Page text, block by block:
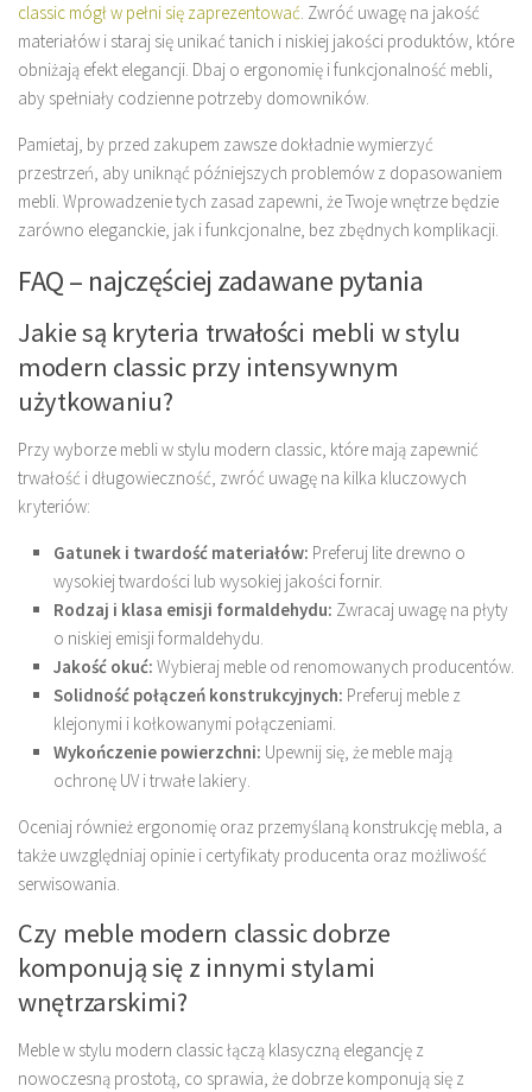
classic mógł w pełni się zaprezentować. Zwróć uwagę na jakość
materiałów i staraj się unikać tanich i niskiej jakości produktów, które
obniżają efekt elegancji. Dbaj o ergonomię i funkcjonalność mebli,
aby spełniały codzienne potrzeby domowników.
Pamietaj, by przed zakupem zawsze dokładnie wymierzyć
przestrzeń, aby uniknąć późniejszych problemów z dopasowaniem
mebli. Wprowadzenie tych zasad zapewni, że Twoje wnętrze będzie
zarówno eleganckie, jak i funkcjonalne, bez zbędnych komplikacji.
FAQ – najczęściej zadawane pytania
Jakie są kryteria trwałości mebli w stylu
modern classic przy intensywnym
użytkowaniu?
Przy wyborze mebli w stylu modern classic, które mają zapewnić
trwałość i długowieczność, zwróć uwagę na kilka kluczowych
kryteriów:
Gatunek i twardość materiałów: Preferuj lite drewno o
wysokiej twardości lub wysokiej jakości fornir.
Rodzaj i klasa emisji formaldehydu: Zwracaj uwagę na płyty
o niskiej emisji formaldehydu.
Jakość okuć: Wybieraj meble od renomowanych producentów.
Solidność połączeń konstrukcyjnych: Preferuj meble z
klejonymi i kołkowanymi połączeniami.
Wykończenie powierzchni: Upewnij się, że meble mają
ochronę UV i trwałe lakiery.
Oceniaj również ergonomię oraz przemyślaną konstrukcję mebla, a
także uwzględniaj opinie i certyfikaty producenta oraz możliwość
serwisowania.
Czy meble modern classic dobrze
komponują się z innymi stylami
wnętrzarskimi?
Meble w stylu modern classic łączą klasyczną elegancję z
nowoczesną prostotą, co sprawia, że dobrze komponują się z